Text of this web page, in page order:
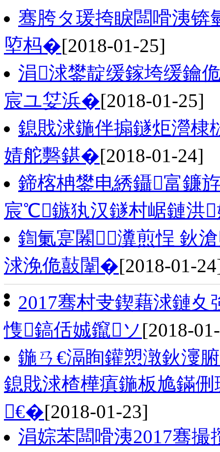
骞胯タ瑗挎睙闆嗗洟锛
埅杩�[2018-01-25]
涓浗鐢靛缓鎵垮缓鑰
宸ユ姇浜�[2018-01-25]
鎴戝浗鍦伴搧鐩炬瀯棣
婧舵礊鍖�[2018-01-24]
鍗楁柟鐢电綉鑷富鐮
宸℃鏃犱汉鐩村崌鏈洪
鍧氭寔闂瀵煎悜 鈥
浗浼佹敼闈�[2018-01-
2017骞村叏鍥藉浗鏈
愯鎬佸娍鑹ソ[2018-
鍦ㄢ€滆眴鑵愬潡鈥濅
鎴戝浗楂樺瘨鍦板尯鏋
€�[2018-01-23]
涓婃苯闆嗗洟2017骞